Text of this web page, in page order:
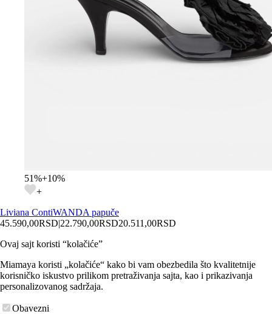
51%+10%
+
Liviana ContiWANDA papuče
45.590,00RSD|22.790,00RSD20.511,00RSD
Ovaj sajt koristi “kolačiće”
Miamaya koristi „kolačiće“ kako bi vam obezbedila što kvalitetnije
korisničko iskustvo prilikom pretraživanja sajta, kao i prikazivanja
personalizovanog sadržaja.
Obavezni